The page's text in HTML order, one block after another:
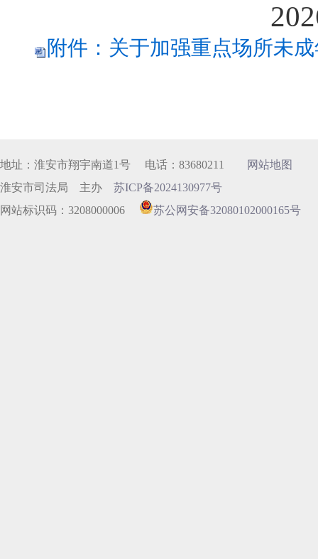
2026年6
附件：关于加强重点场所未
地址：淮安市翔宇南道1号 电话：83680211
网站地图
淮安市司法局 主办 苏ICP备2024130977号
网站标识码：3208000006
苏公网安备32080102000165号